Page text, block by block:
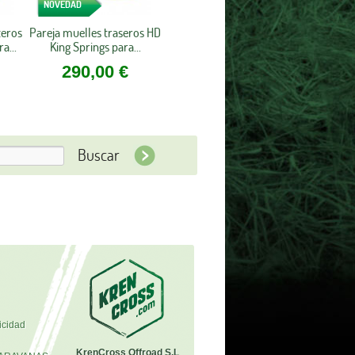
NOVEDAD
Pareja muelles traseros HD
King Springs para...
290,00 €
KrenCross Offroad S.L